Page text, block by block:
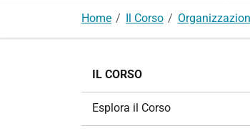
Home Il Corso
IL CORSO
Esplora il Corso